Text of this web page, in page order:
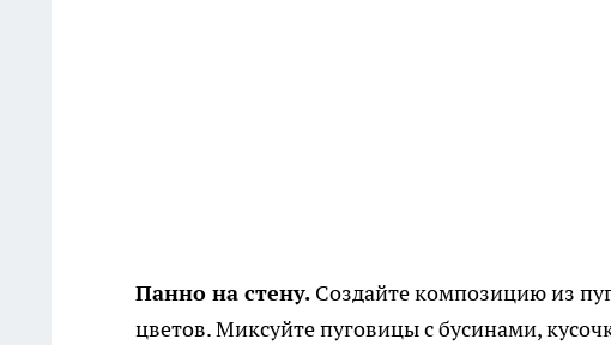
Панно на стену. Создайте композицию из
цветов. Миксуйте пуговицы с бусинами,